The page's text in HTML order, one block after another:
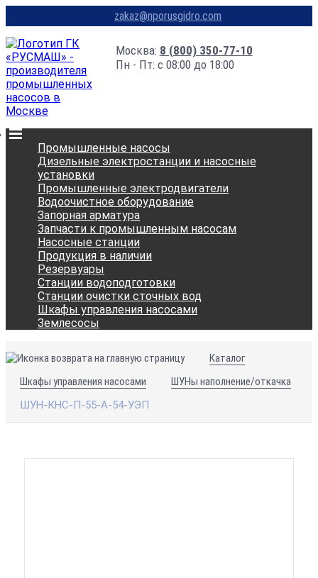
zakaz@nporusgidro.com
Москва: 8 (800) 350-77-10
Пн - Пт: с 08:00 до 18:00
Промышленные насосы
Дизельные электростанции и насосные
установки
Промышленные электродвигатели
Водоочистное оборудование
Запорная арматура
Запчасти к промышленным насосам
Насосные станции
Продукция в наличии
Резервуары
Станции водоподготовки
Станции очистки сточных вод
Шкафы управления насосами
Землесосы
Каталог
Шкафы управления насосами
ШУНы наполнение/откачка
ШУН-КНС-П-55-А-54-УЭП